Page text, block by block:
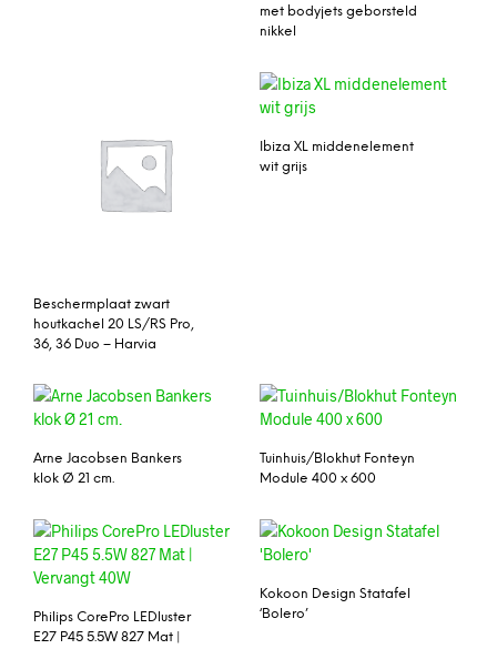
met bodyjets geborsteld
nikkel
Beschermplaat zwart
houtkachel 20 LS/RS Pro,
36, 36 Duo – Harvia
Ibiza XL middenelement
wit grijs
Arne Jacobsen Bankers
klok Ø 21 cm.
Tuinhuis/Blokhut Fonteyn
Module 400 x 600
Philips CorePro LEDluster
E27 P45 5.5W 827 Mat |
Kokoon Design Statafel
‘Bolero’